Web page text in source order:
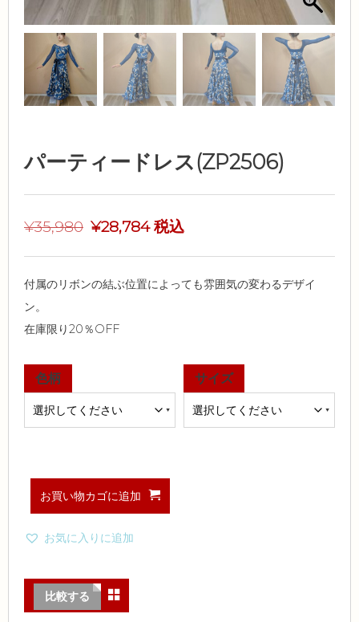
パーティードレス(ZP2506)
¥35,980 ¥28,784 税込
付属のリボンの結ぶ位置によっても雰囲気の変わるデザイ
ン。
在庫限り20％OFF
色柄 サイズ
お買い物カゴに追加
お気に入りに追加
比較する